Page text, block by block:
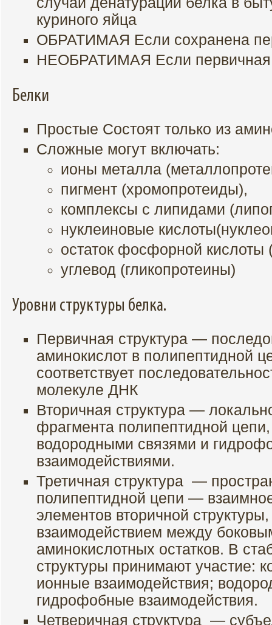
куриного яйца
ОБРАТИМАЯ Если сохранена
НЕОБРАТИМАЯ Если первичная
Белки
Простые Состоят только из
Сложные могут включать:
ионы металла
пигмент (хромопротеиды),
комплексы с липидами
нуклеиновые
остаток фосфорной
углевод (гликопротеины)
Уровни структуры белка.
Первичная структура —
аминокислот в полипептидной
соответствует
молекуле ДНК
Вторичная структура —
фрагмента полипептидной
водородными связями и
взаимодействиями.
Третичная структура —
полипептидной цепи —
элементов вторичной
взаимодействием между
аминокислотных остатков. В
структуры принимают участие:
ионные взаимодействия;
гидрофобные взаимодействия.
Четверичная структура —